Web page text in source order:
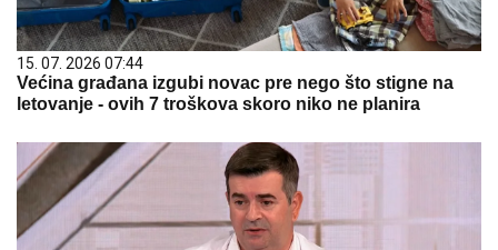
15. 07. 2026 07:44
Većina građana izgubi novac pre nego što stigne na
letovanje - ovih 7 troškova skoro niko ne planira